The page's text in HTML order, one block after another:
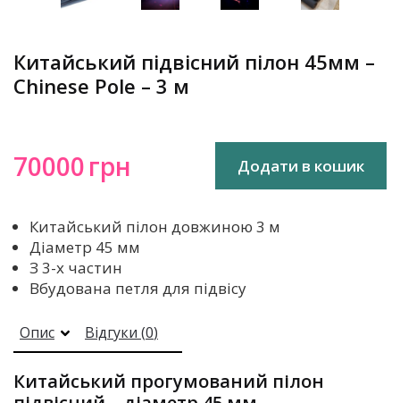
Китайський підвісний пілон 45мм –
Chinese Pole – 3 м
Китайський пілон довжиною 3 м
Діаметр 45 мм
З 3-х частин
Вбудована петля для підвісу
70000грн Додати в кошик
Опис Відгуки (0)
Китайський прогумований пілон